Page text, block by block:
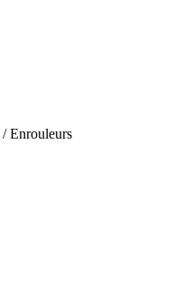
/ Enrouleurs